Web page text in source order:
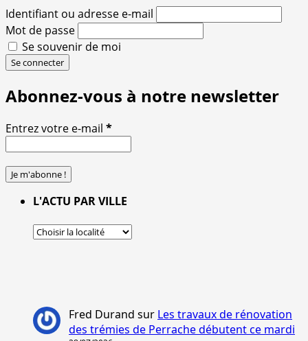
Identifiant ou adresse e-mail
Mot de passe
Se souvenir de moi
Se connecter
Abonnez-vous à notre newsletter
Entrez votre e-mail *
L'ACTU PAR VILLE
Fred Durand sur Les travaux de rénovation
des trémies de Perrache débutent ce mardi